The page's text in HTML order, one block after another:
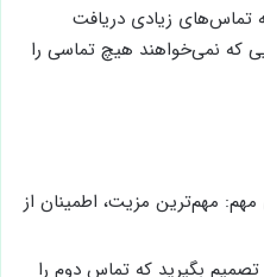
تماس‌های زیادی دریافت
که نمی‌خواهند هیچ تماسی را
مهم‌ترین مزیت، اطمینان از
بگیرید که تماس دوم را